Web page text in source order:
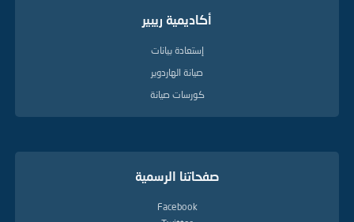
أكاديمية ريبير
إستعادة بيانات
صيانة الهاردوير
كورسات صيانة
صفحاتنا الرسمية
Facebook